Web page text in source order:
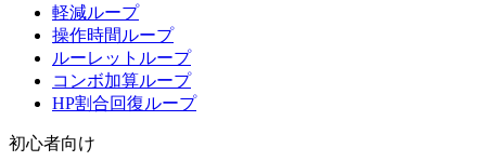
軽減ループ
操作時間ループ
ルーレットループ
コンボ加算ループ
HP割合回復ループ
初心者向け